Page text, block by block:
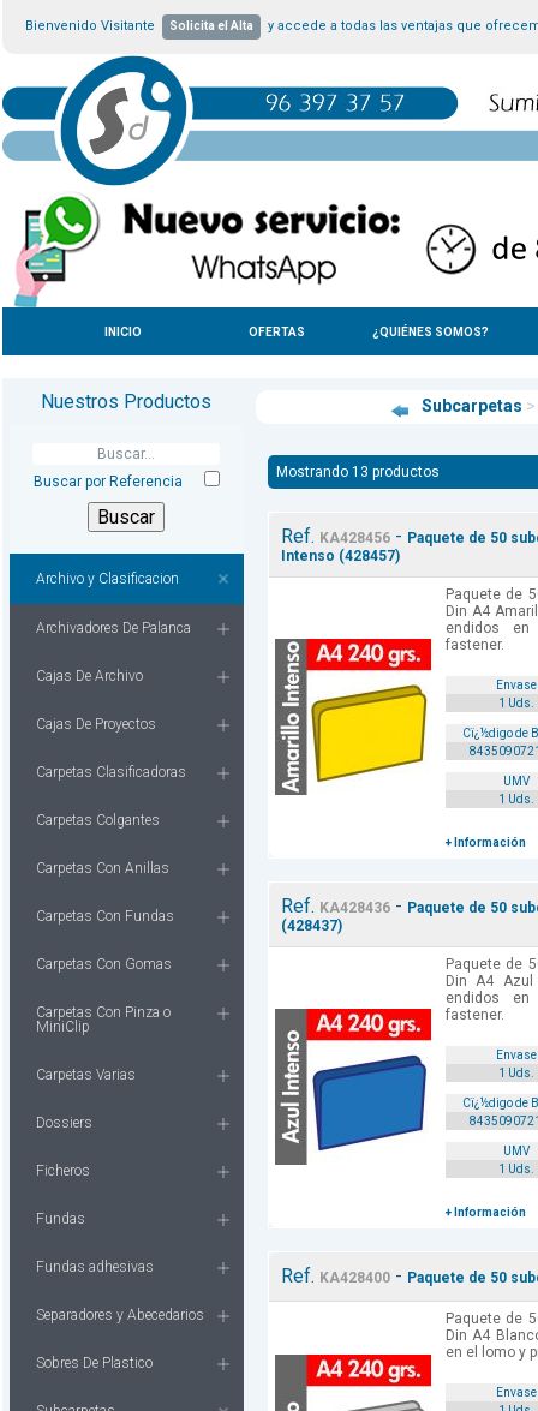
Bienvenido Visitante Solicita el Alta y accede a todas las ventajas que
INICIO OFERTAS ¿QUIÉNES SOMOS?
Nuestros Productos
Buscar por Referencia
Archivo y Clasificacion
Archivadores De Palanca
Cajas De Archivo
Cajas De Proyectos
Carpetas Clasificadoras
Carpetas Colgantes
Carpetas Con Anillas
Carpetas Con Fundas
Carpetas Con Gomas
Carpetas Con Pinza o
MiniClip
Carpetas Varias
Dossiers
Ficheros
Fundas
Fundas adhesivas
Separadores y Abecedarios
Sobres De Plastico
Subcarpetas >
Mostrando 13 productos
Ref. KA428456- Paquete de 50
Intenso (428457)
Paquete de
Din A4
endidos
fastener.
Envase
1 Uds.
Cï¿½digo de
UMV
1 Uds.
+ Información
Ref. KA428436- Paquete de 50
(428437)
Paquete de
Din A4
endidos
fastener.
Envase
1 Uds.
Cï¿½digo de
UMV
1 Uds.
+ Información
Ref. KA428400- Paquete de 50
Paquete de
Din A4
en el lomo y
Envase